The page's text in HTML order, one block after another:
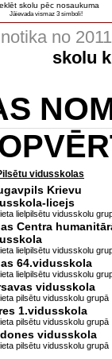
skolu pēc nosaukuma
Jāievada vismaz 3 simboli!
no
skolu
vidusskolas
Krievu
licejs
lielpilsētu vidusskolu
Centra
lielpilsētu vidusskolu
64.vidusskola
lielpilsētu vidusskolu
vidusskola
pilsētu vidusskolu grupā
1.vidusskola
pilsētu vidusskolu grupā
vidusskola
pilsētu vidusskolu grupā